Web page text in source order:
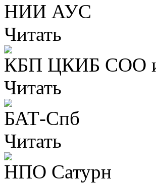
НИИ АУС
Читать
КБП ЦКИБ СОО
Читать
БАТ-Спб
Читать
НПО Сатурн